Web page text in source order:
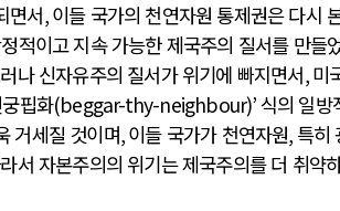
면서,이들 국가의 천연자원 통제권은 다시
적이고 지속 가능한 제국주의 질서를 만들
나 신자유주의 질서가 위기에 빠지면서,미
핍화(beggar-thy-neighbour)’식의 일방
거세질 것이며,이들 국가가 천연자원,특히
서 자본주의의 위기는 제국주의를 더 취약